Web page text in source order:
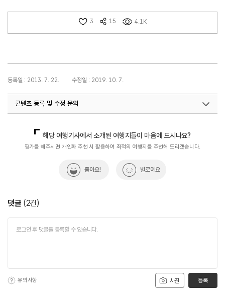
3 15 4.1K
등록일 : 2013. 7. 22. 수정일 : 2019. 10. 7.
콘텐츠 등록 및 수정 문의
해당 여행기사에서 소개된 여행지들이 마음에 드시나요?
평가를 해주시면 개인화 추천 시 활용하여 최적의 여행지를 추천해 드리겠습니다.
좋아요! 별로예요
댓글 (2건)
사진
유의사항 등록